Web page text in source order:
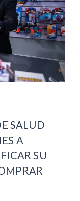
SALUD
A
SU